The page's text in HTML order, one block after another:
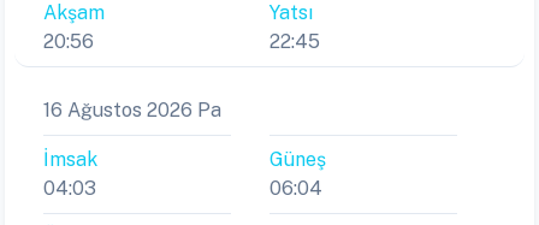
Akşam
20:56
Yatsı
22:45
16 Ağustos 2026 Pa
İmsak
04:03
Güneş
06:04